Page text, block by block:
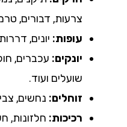
צרעות, דבורים,
עופות: יונים,
יונקים: עכברים,
שועלים ועוד.
זוחלים: נחשים,
רכיכות: חלזונות,